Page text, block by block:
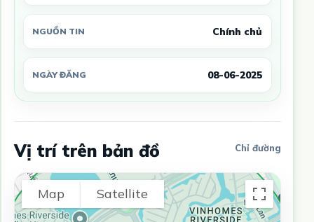
NGUỒN TIN Chính chủ
NGÀY ĐĂNG 08-06-2025
Vị trí trên bản đồ Chỉ đường
Map Satellite